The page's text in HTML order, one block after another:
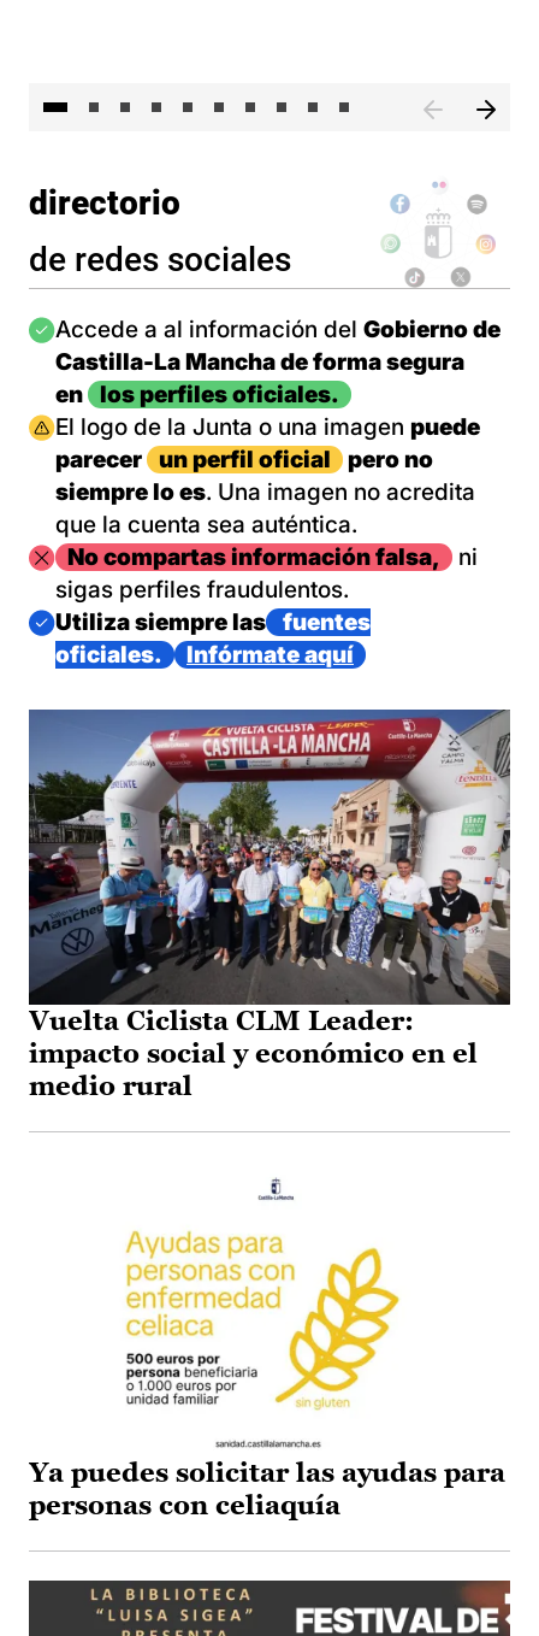
directorio
de redes sociales
Imagen
Accede a al información del Gobierno de
Castilla-La Mancha de forma segura
en
los perfiles oficiales.
Imagen
El logo de la Junta o una imagen puede
parecer
un perfil oficial
pero no
siempre lo es. Una imagen no acredita
que la cuenta sea auténtica.
ImagenNo compartas información falsa,
ni
sigas perfiles fraudulentos.
Imagen
Utiliza siempre las
fuentes
oficiales.
Infórmate aquí
Vuelta Ciclista CLM Leader:
impacto social y económico en el
medio rural
Ya puedes solicitar las ayudas para
personas con celiaquía